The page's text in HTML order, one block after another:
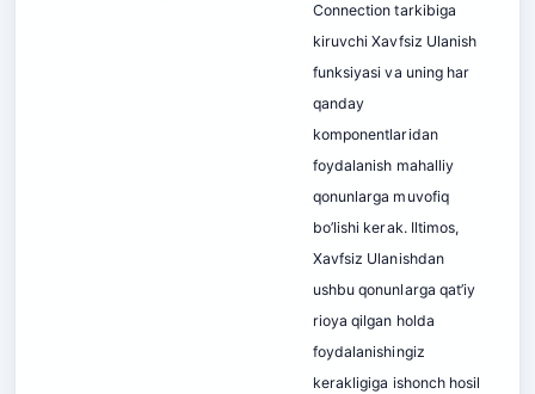
Connection tarkibiga
kiruvchi Xavfsiz Ulanish
funksiyasi va uning har
qanday
komponentlaridan
foydalanish mahalliy
qonunlarga muvofiq
bo’lishi kerak. Iltimos,
Xavfsiz Ulanishdan
ushbu qonunlarga qat’iy
rioya qilgan holda
foydalanishingiz
kerakligiga ishonch hosil